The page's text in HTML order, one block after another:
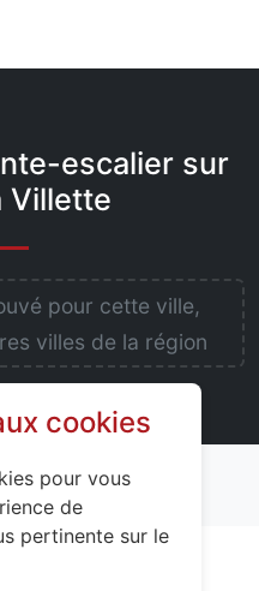
escalier sur
Villette
pour cette ville,
villes de la région
Villette (54260)
cookies
pour vous
de
pertinente sur le